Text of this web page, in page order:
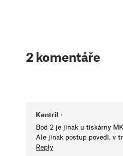
2 komentáře
Kentril •
Bod 2 je jinak u tiskárny
Ale jinak postup povedl, v
Reply